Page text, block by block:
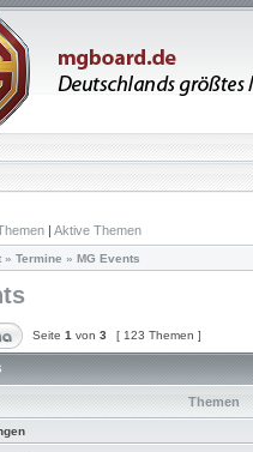
| Aktive Themen
» Termine » MG Events
Seite 1 von 3 [ 123 Themen ]
Themen